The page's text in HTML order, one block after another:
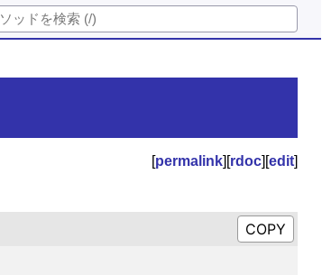
[permalink][rdoc][edit]